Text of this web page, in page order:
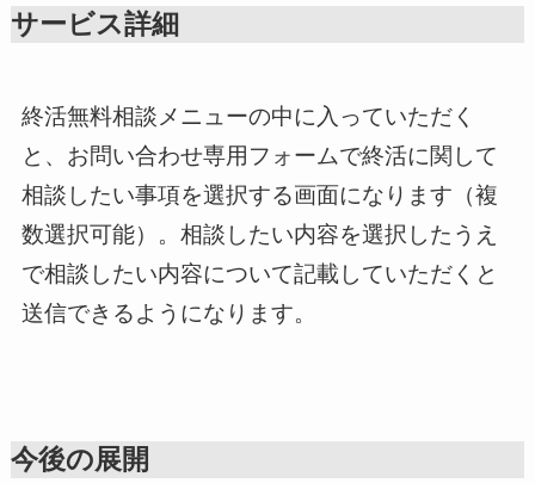
サービス詳細
終活無料相談メニューの中に入っていただく
と、お問い合わせ専用フォームで終活に関して
相談したい事項を選択する画面になります（複
数選択可能）。相談したい内容を選択したうえ
で相談したい内容について記載していただくと
送信できるようになります。
今後の展開